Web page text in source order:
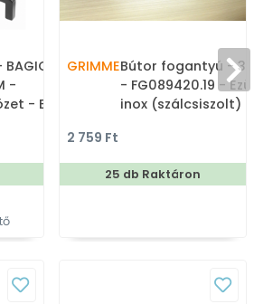
-
-
- Egy
GRIMMEBútor fogantyú -
- FG089420.19 -
inox (szálcsiszolt) -
fém bútorfogantyú
2 759 Ft
25 db Raktáron